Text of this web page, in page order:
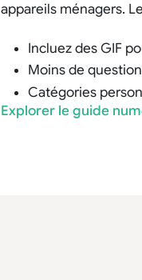
appareils ménagers.
Incluez des GIF
Moins de
Catégories
Explorer le guide